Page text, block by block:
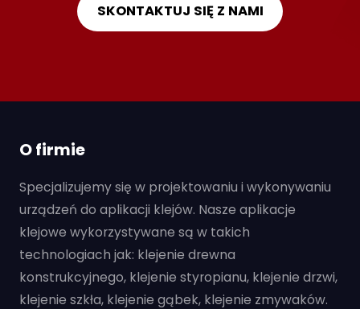
SKONTAKTUJ SIĘ Z NAMI
O firmie
Specjalizujemy się w projektowaniu i wykonywaniu
urządzeń do aplikacji klejów. Nasze aplikacje
klejowe wykorzystywane są w takich
technologiach jak: klejenie drewna
konstrukcyjnego, klejenie styropianu, klejenie drzwi,
klejenie szkła, klejenie gąbek, klejenie zmywaków.